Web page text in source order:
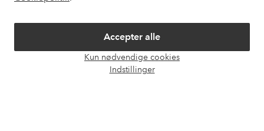
Accepter alle
Kun nødvendige cookies
Indstillinger
Om Ellos